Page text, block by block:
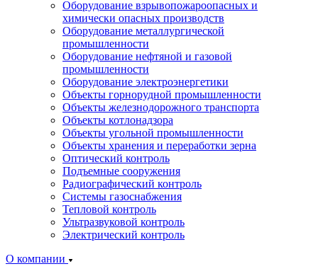
Оборудование взрывопожароопасных и
химически опасных производств
Оборудование металлургической
промышленности
Оборудование нефтяной и газовой
промышленности
Оборудование электроэнергетики
Объекты горнорудной промышленности
Объекты железнодорожного транспорта
Объекты котлонадзора
Объекты угольной промышленности
Объекты хранения и переработки зерна
Оптический контроль
Подъемные сооружения
Радиографический контроль
Системы газоснабжения
Тепловой контроль
Ультразвуковой контроль
Электрический контроль
О компании